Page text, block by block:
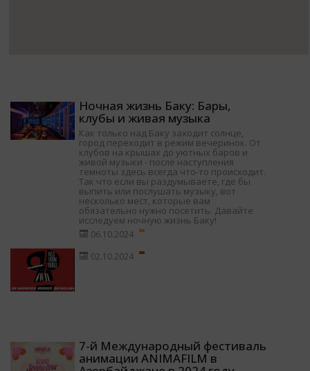
Ночная жизнь Баку: Бары,
клубы и живая музыка
Как только над Баку заходит солнце,
город переходит в режим вечеринок. От
клубов на крышах до уютных баров и
живой музыки - после наступления
темноты здесь всегда что-то происходит.
Так что если вы раздумываете, где бы
выпить или послушать музыку, вот
несколько мест, которые вам
обязательно нужно посетить. Давайте
исследуем ночную жизнь Баку!
06.10.2024
02.10.2024
7-й Международный фестиваль
анимации ANIMAFILM в